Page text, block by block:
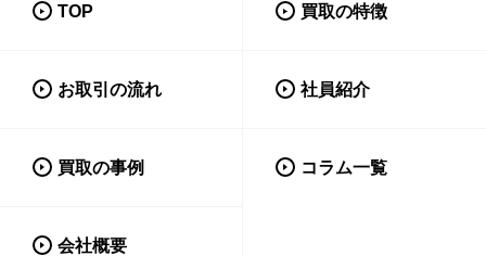
TOP 買取の特徴
お取引の流れ 社員紹介
買取の事例 コラム一覧
会社概要